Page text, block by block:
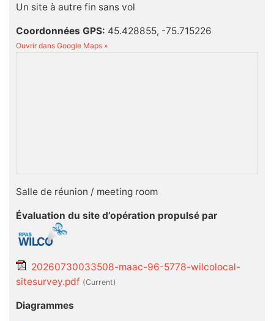
Un site à autre fin sans vol
Coordonnées GPS: 45.428855, -75.715226
Ouvrir dans Google Maps »
Salle de réunion / meeting room
Évaluation du site d’opération propulsé par
20260730033508-maac-96-5778-wilcolocal-
sitesurvey.pdf (current)
Diagrammes